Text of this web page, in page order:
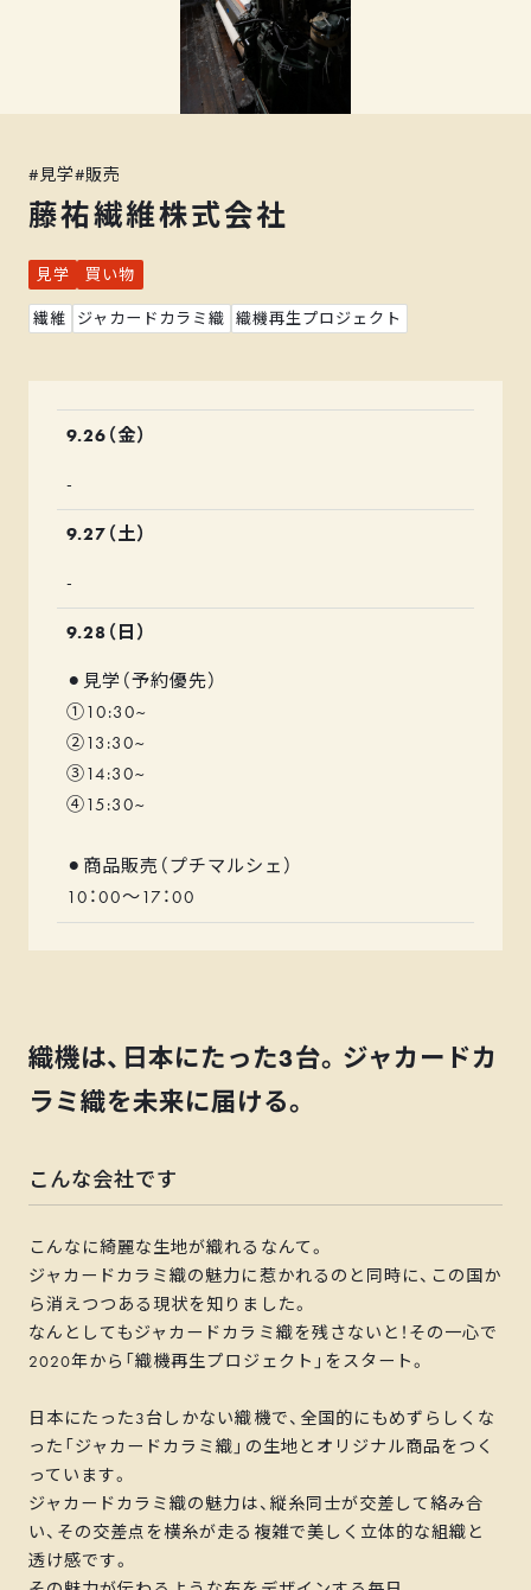
#見学#販売
藤祐繊維株式会社
見学 買い物
繊維 ジャカードカラミ織 織機再生プロジェクト
9.26（金）
-
9.27（土）
-
9.28（日）
⚫︎見学（予約優先）
①10:30~
②13:30~
③14:30~
④15:30~
⚫︎商品販売（プチマルシェ）
10：00～17：00
織機は、日本にたった3台。ジャカードカ
ラミ織を未来に届ける。
こんな会社です
こんなに綺麗な生地が織れるなんて。
ジャカードカラミ織の魅力に惹かれるのと同時に、この国か
ら消えつつある現状を知りました。
なんとしてもジャカードカラミ織を残さないと！その一心で
2020年から「織機再生プロジェクト」をスタート。
日本にたった3台しかない織機で、全国的にもめずらしくな
った「ジャカードカラミ織」の生地とオリジナル商品をつく
っています。
ジャカードカラミ織の魅力は、縦糸同士が交差して絡み合
い、その交差点を横糸が走る複雑で美しく立体的な組織と
透け感です。